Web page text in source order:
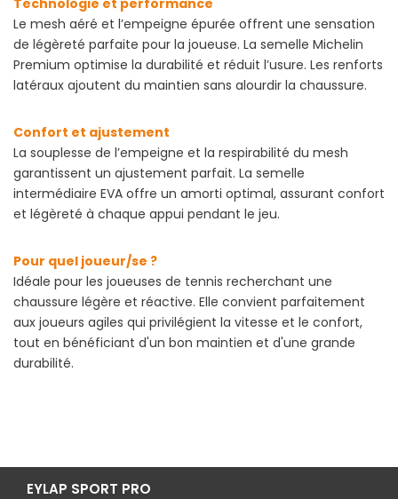
Technologie et performance
Le mesh aéré et l’empeigne épurée offrent une sensation
de légèreté parfaite pour la joueuse. La semelle Michelin
Premium optimise la durabilité et réduit l’usure. Les renforts
latéraux ajoutent du maintien sans alourdir la chaussure.
Confort et ajustement
La souplesse de l’empeigne et la respirabilité du mesh
garantissent un ajustement parfait. La semelle
intermédiaire EVA offre un amorti optimal, assurant confort
et légèreté à chaque appui pendant le jeu.
Pour quel joueur/se ?
Idéale pour les joueuses de tennis recherchant une
chaussure légère et réactive. Elle convient parfaitement
aux joueurs agiles qui privilégient la vitesse et le confort,
tout en bénéficiant d'un bon maintien et d'une grande
durabilité.
EYLAP SPORT PRO